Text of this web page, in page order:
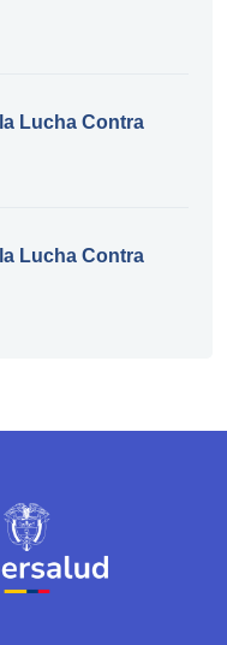
Lucha Contra
Lucha Contra